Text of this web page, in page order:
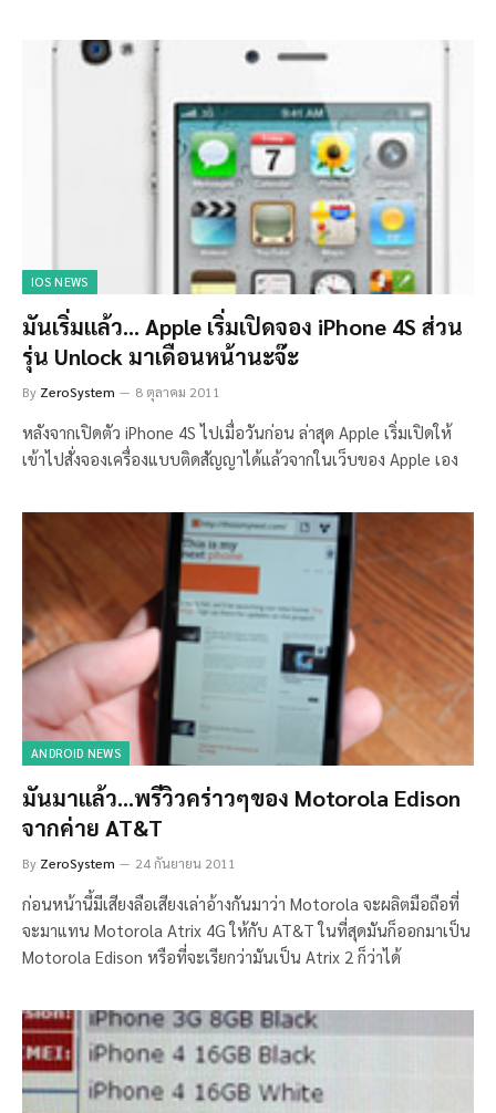
IOS NEWS
มันเริ่มแล้ว… Apple เริ่มเปิดจอง iPhone 4S ส่วน
รุ่น Unlock มาเดือนหน้านะจ๊ะ
By ZeroSystem 8 ตุลาคม 2011
หลังจากเปิดตัว iPhone 4S ไปเมื่อวันก่อน ล่าสุด Apple เริ่มเปิดให้
เข้าไปสั่งจองเครื่องแบบติดสัญญาได้แล้วจากในเว็บของ Apple เอง
ANDROID NEWS
มันมาแล้ว…พรีวิวคร่าวๆของ Motorola Edison
จากค่าย AT&T
By ZeroSystem 24 กันยายน 2011
ก่อนหน้านี้มีเสียงลือเสียงเล่าอ้างกันมาว่า Motorola จะผลิตมือถือที่
จะมาแทน Motorola Atrix 4G ให้กับ AT&T ในที่สุดมันก็ออกมาเป็น
Motorola Edison หรือที่จะเรียกว่ามันเป็น Atrix 2 ก็ว่าได้